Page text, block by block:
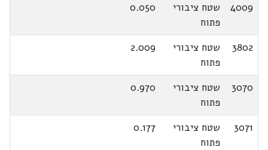
4009
שטח ציבורי
פתוח
0.050
3802
שטח ציבורי
פתוח
2.009
3070
שטח ציבורי
פתוח
0.970
3071
שטח ציבורי
פתוח
0.177